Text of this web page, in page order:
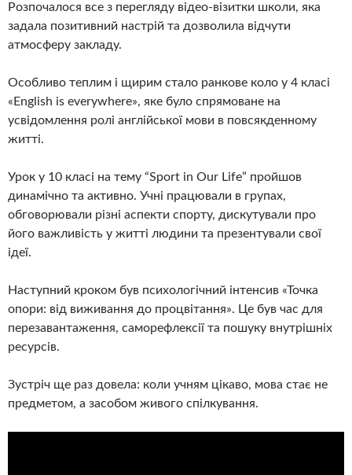
Розпочалося все з перегляду відео-візитки школи, яка
задала позитивний настрій та дозволила відчути
атмосферу закладу.
Особливо теплим і щирим стало ранкове коло у 4 класі
«English is everywhere», яке було спрямоване на
усвідомлення ролі англійської мови в повсякденному
житті.
Урок у 10 класі на тему “Sport in Our Life” пройшов
динамічно та активно. Учні працювали в групах,
обговорювали різні аспекти спорту, дискутували про
його важливість у житті людини та презентували свої
ідеї.
Наступний кроком був психологічний інтенсив «Точка
опори: від виживання до процвітання». Це був час для
перезавантаження, саморефлексії та пошуку внутрішніх
ресурсів.
Зустріч ще раз довела: коли учням цікаво, мова стає не
предметом, а засобом живого спілкування.